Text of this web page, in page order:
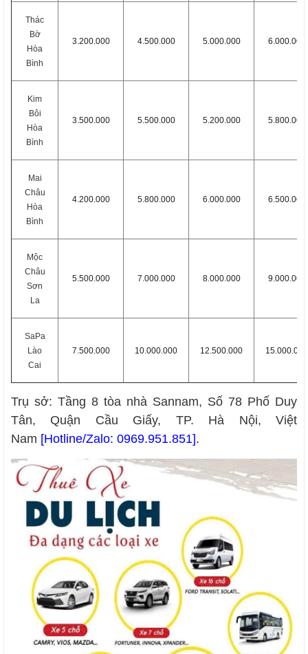
Thác
Bờ
Hòa
Bình
3.200.000 4.500.000 5.000.000 6.000.000
Kim
Bôi
Hòa
Bình
3.500.000 5.500.000 5.200.000 5.800.000
Mai
Châu
Hòa
Bình
4.200.000 5.800.000 6.000.000 6.500.000
Mộc
Châu
Sơn
La
5.500.000 7.000.000 8.000.000 9.000.000
SaPa
Lào
Cai
7.500.000 10.000.000 12.500.000 15.000.000
Trụ sở: Tầng 8 tòa nhà Sannam, Số 78 Phố Duy
Tân, Quận Cầu Giấy, TP. Hà Nội, Việt
Nam [Hotline/Zalo: 0969.951.851].